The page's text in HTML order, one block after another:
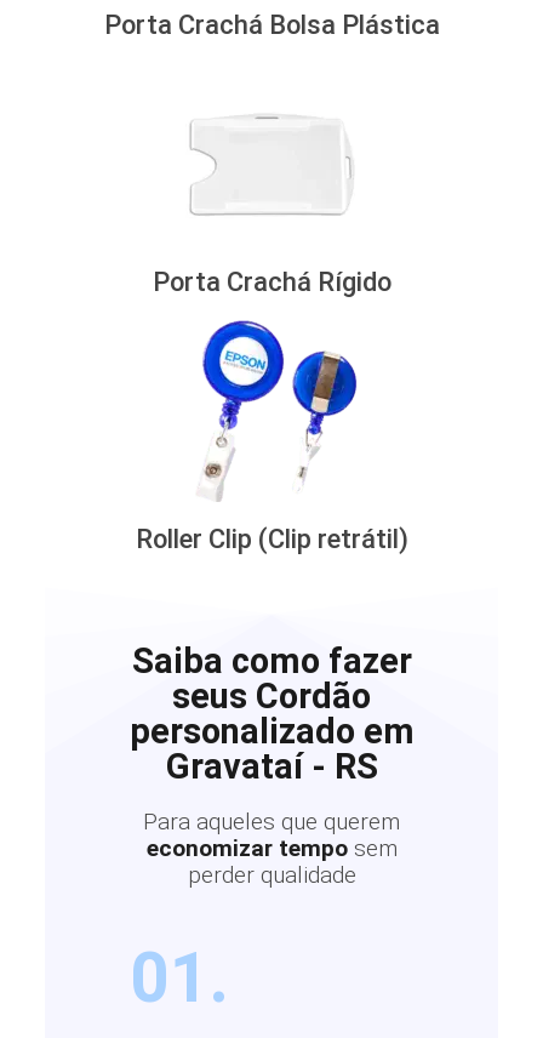
Porta Crachá Bolsa Plástica
Porta Crachá Rígido
Roller Clip (Clip retrátil)
Saiba como fazer
seus Cordão
personalizado em
Gravataí - RS
Para aqueles que querem
economizar tempo sem
perder qualidade
01.